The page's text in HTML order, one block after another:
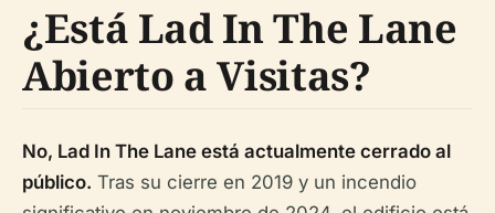
¿Está Lad In The Lane
Abierto a Visitas?
No, Lad In The Lane está actualmente cerrado al
público. Tras su cierre en 2019 y un incendio